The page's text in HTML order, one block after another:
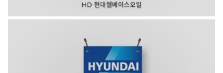
HD 현대쉘베이스오일